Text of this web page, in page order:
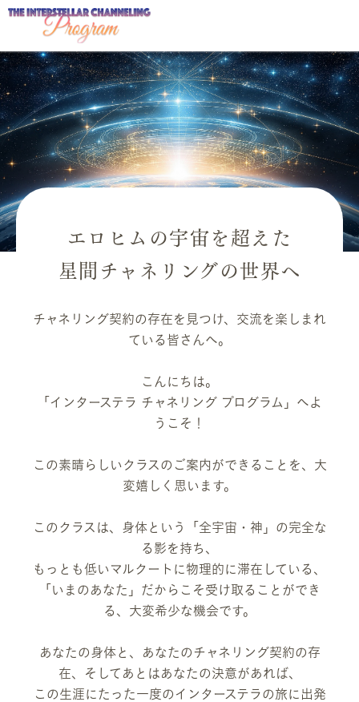
エロヒムの宇宙を超えた
星間チャネリングの世界へ
チャネリング契約の存在を見つけ、交流を楽しまれ
ている皆さんへ。
こんにちは。
「インターステラ チャネリング プログラム」 へよ
うこそ！
この素晴らしいクラスのご案内ができることを、大
変嬉しく思います。
このクラスは、身体という「全宇宙・神」の完全な
る影を持ち、
もっとも低いマルクートに物理的に滞在している、
「いまのあなた」だからこそ受け取ることができ
る、大変希少な機会です。
あなたの身体と、あなたのチャネリング契約の存
在、そしてあとはあなたの決意があれば、
この生涯にたった一度のインターステラの旅に出発